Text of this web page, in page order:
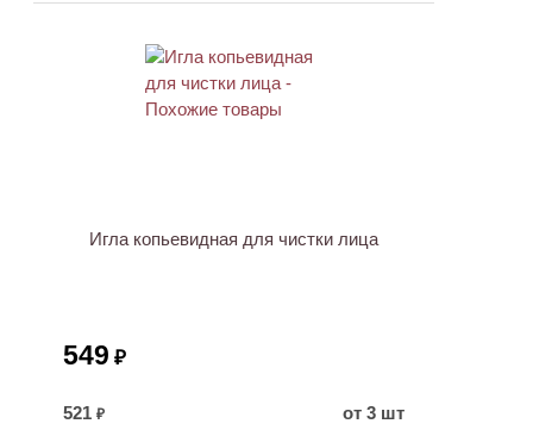
Игла копьевидная для чистки лица
549 ₽
521 ₽
от 3 шт